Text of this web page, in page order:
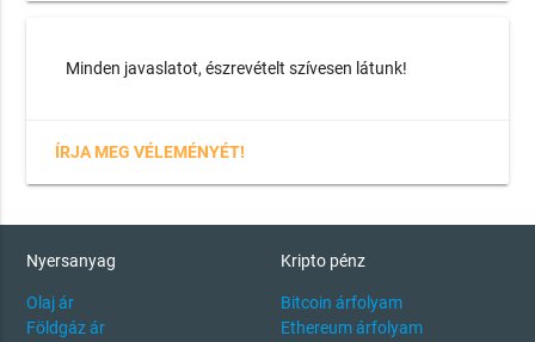
Minden javaslatot, észrevételt szívesen látunk!
ÍRJA MEG VÉLEMÉNYÉT!
Nyersanyag
Olaj ár
Földgáz ár
Kripto pénz
Bitcoin árfolyam
Ethereum árfolyam